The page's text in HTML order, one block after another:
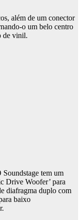
além de um conector
o um belo centro
de vinil.
tem um
Drive Woofer’ para
diafragma duplo com
baixo